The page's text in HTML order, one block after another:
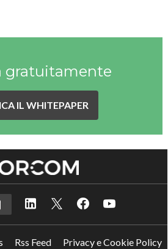
gratuitamente
IL WHITEPAPER
Rss Feed
Privacy e Cookie Policy